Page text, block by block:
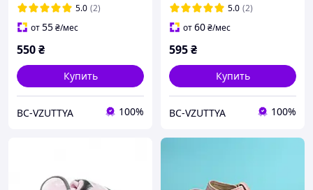
5.0 (2)
от55₴/мес
550₴
Купить
BC-VZUTTYA 100%
5.0 (2)
от60₴/мес
595₴
Купить
BC-VZUTTYA 100%